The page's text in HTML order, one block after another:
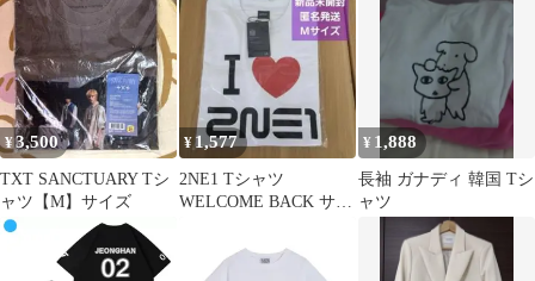
¥3,500
TXT SANCTUARY Tシ
ャツ【M】サイズ
¥1,577
2NE1 Tシャツ
WELCOME BACK サイ
¥ 1,888
長袖 ガナディ 韓国 Tシ
ャツ